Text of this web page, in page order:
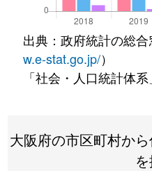
出典：政府統計の総
w.e-stat.go.jp/）
「社会・人口統計体
大阪府の市区町村か